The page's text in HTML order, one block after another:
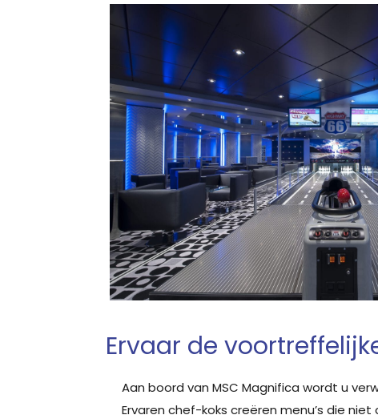
Ervaar de
Aan boord van MSC Magnifica wordt u
Ervaren chef-koks creëren menu’s die